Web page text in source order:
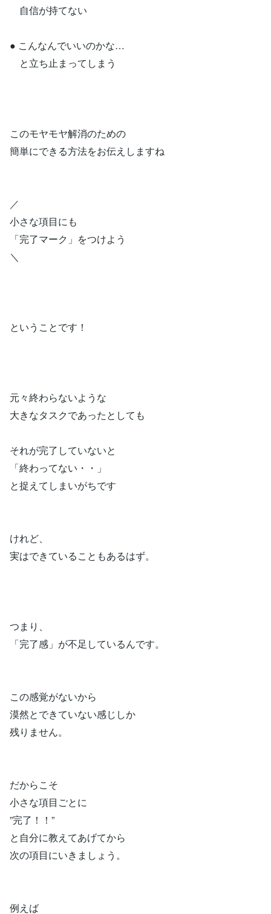
自信が持てない
● こんなんでいいのかな…
と立ち止まってしまう
このモヤモヤ解消のための
簡単にできる方法をお伝えしますね
／
小さな項目にも
「完了マーク」をつけよう
＼
ということです！
元々終わらないような
大きなタスクであったとしても
それが完了していないと
「終わってない・・」
と捉えてしまいがちです
けれど、
実はできていることもあるはず。
つまり、
「完了感」が不足しているんです。
この感覚がないから
漠然とできていない感じしか
残りません。
だからこそ
小さな項目ごとに
”完了！！”
と自分に教えてあげてから
次の項目にいきましょう。
例えば